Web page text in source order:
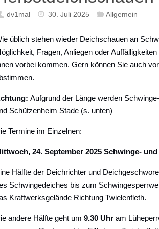
dv1mal 30. Juli 2025 Allgemein
üblich stehen wieder Deichschauen an
Fragen, Anliegen oder
vorbei kommen. Gern können Sie auch
Aufgrund der Länge werden
Schützenheim Stade (s. unten)
Termine im Einzelnen:
24. September 2025 Schwinge-
Hälfte der Deichrichter und
Schwingedeiches bis zum
Kraftwerksgelände Richtung Twielenfleth.
andere Hälfte geht um 9.30 Uhr am